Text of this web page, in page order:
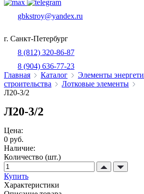
gbkstroy@yandex.ru
г. Санкт-Петербург
8 (812) 320-86-87
8 (904) 636-77-23
Главная
Каталог
Элементы
строительства
Лотковые элементы
Л20-3/2
Л20-3/2
Цена:
0 руб.
Наличие:
Количество (шт.)
Купить
Характеристики